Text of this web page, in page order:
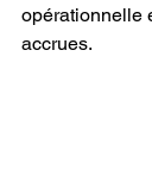
opérationnelle
accrues.